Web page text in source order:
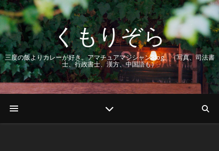
くもりぞら
三度の飯よりカレーが好き。アマチュアマジシャンBlog。（写真、司法書
士、行政書士、漢方、中国語も）